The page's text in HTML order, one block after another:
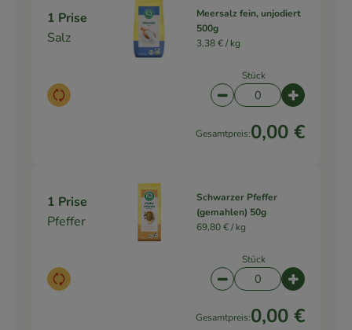
1 Prise
Salz
Auswahl ändern
Meersalz fein, unjodiert
500g
3,38 € /kg
Stück
Artikelanzahl
Gesamtpreis:0,00 €
1 Prise
Pfeffer
Auswahl ändern
Schwarzer Pfeffer
(gemahlen) 50g
69,80 € /kg
Stück
Artikelanzahl
Gesamtpreis:0,00 €